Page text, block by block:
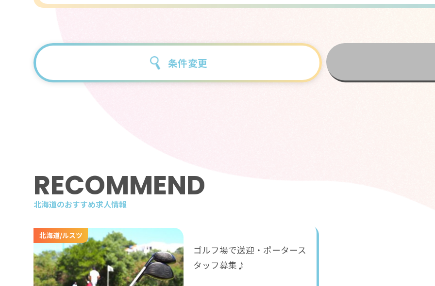
条件変更
RECOMMEND
北海道のおすすめ求人情報
北海道/ルスツ
ゴルフ場で送迎・ポータース
タッフ募集♪